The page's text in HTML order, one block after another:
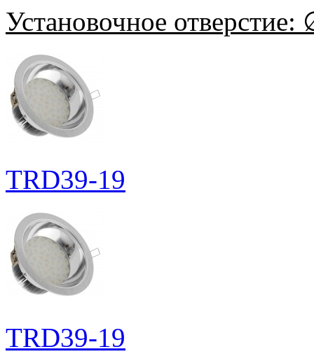
Установочное отверстие:
TRD39-19
TRD39-19